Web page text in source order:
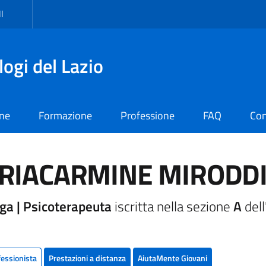
del Lazio
Formazione Professione FAQ
MIRODDI
| Psicoterapeuta iscritta nella sezioneA
Prestazioni a distanza AiutaMente Giovani